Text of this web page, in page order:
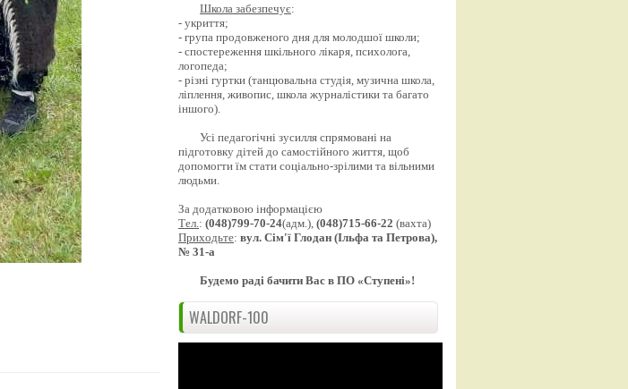
Школа забезпечує:
- укриття;
- група продовженого дня для молодшої школи;
- спостереження шкільного лікаря, психолога,
логопеда;
- різні гуртки (танцювальна студія, музична школа,
ліплення, живопис, школа журналістики та багато
іншого).
Усі педагогічні зусилля спрямовані на
підготовку дітей до самостійного життя, щоб
допомогти їм стати соціально-зрілими та вільними
людьми.
За додатковою інформацією
Тел. : (048)799-70-24(адм.), (048)715-66-22 (вахта)
Приходьте: вул. Сім'ї Глодан (Ільфа та Петрова),
№ 31-а
Будемо раді бачити Вас в ПО «Ступені»!
WALDORF-100